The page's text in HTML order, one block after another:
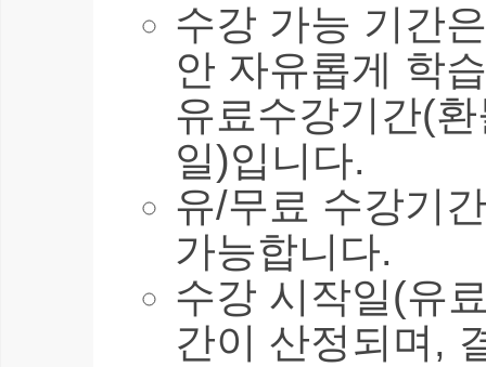
수강 가능 기간
안 자유롭게 학
유료수강기간(
일)입니다.
유/무료 수강기
가능합니다.
수강 시작일(유
간이 산정되며,